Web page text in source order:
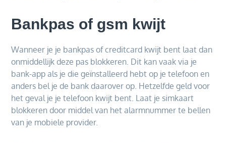
Bankpas of gsm kwijt
Wanneer je je bankpas of creditcard kwijt bent laat dan
onmiddellijk deze pas blokkeren. Dit kan vaak via je
bank-app als je die geïnstalleerd hebt op je telefoon en
anders bel je de bank daarover op. Hetzelfde geld voor
het geval je je telefoon kwijt bent. Laat je simkaart
blokkeren door middel van het alarmnummer te bellen
van je mobiele provider.